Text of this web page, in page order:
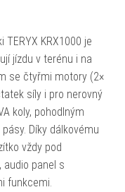
KRX1000 je
jízdu v terénu i na
se čtyřmi motory (2×
síly i pro nerovný
koly, pohodlným
Díky dálkovému
vždy pod
audio panel s
funkcemi.